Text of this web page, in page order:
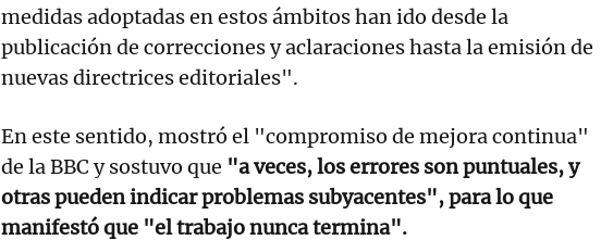
medidas adoptadas en estos ámbitos han ido desde la
publicación de correcciones y aclaraciones hasta la emisión de
nuevas directrices editoriales".
En este sentido, mostró el "compromiso de mejora continua"
de la BBC y sostuvo que "a veces, los errores son puntuales, y
otras pueden indicar problemas subyacentes", para lo que
manifestó que "el trabajo nunca termina".